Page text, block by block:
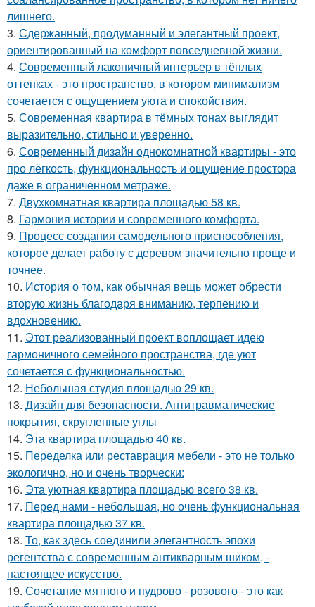
лишнего.
3. Сдержанный, продуманный и элегантный проект,
ориентированный на комфорт повседневной жизни.
4. Современный лаконичный интерьер в тёплых
оттенках - это пространство, в котором минимализм
сочетается с ощущением уюта и спокойствия.
5. Современная квартира в тёмных тонах выглядит
выразительно, стильно и уверенно.
6. Современный дизайн однокомнатной квартиры - это
про лёгкость, функциональность и ощущение простора
даже в ограниченном метраже.
7. Двухкомнатная квартира площадью 58 кв.
8. Гармония истории и современного комфорта.
9. Процесс создания самодельного приспособления,
которое делает работу с деревом значительно проще и
точнее.
10. История о том, как обычная вещь может обрести
вторую жизнь благодаря вниманию, терпению и
вдохновению.
11. Этот реализованный проект воплощает идею
гармоничного семейного пространства, где уют
сочетается с функциональностью.
12. Небольшая студия площадью 29 кв.
13. Дизайн для безопасности. Антитравматические
покрытия, скругленные углы
14. Эта квартира площадью 40 кв.
15. Переделка или реставрация мебели - это не только
экологично, но и очень творчески:
16. Эта уютная квартира площадью всего 38 кв.
17. Перед нами - небольшая, но очень функциональная
квартира площадью 37 кв.
18. То, как здесь соединили элегантность эпохи
регентства с современным антикварным шиком, -
настоящее искусство.
19. Сочетание мятного и пудрово - розового - это как